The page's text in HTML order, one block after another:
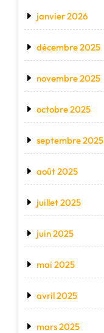
janvier 2026
décembre 2025
novembre 2025
octobre 2025
septembre 2025
août 2025
juillet 2025
juin 2025
mai 2025
avril 2025
mars 2025